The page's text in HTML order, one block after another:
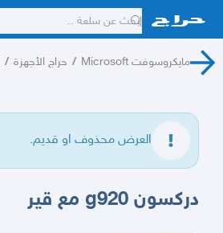
مايكروسوفت Microsoft / حراج الأجهزة /
العرض محذوف او قديم.
دركسون g920 مع قير